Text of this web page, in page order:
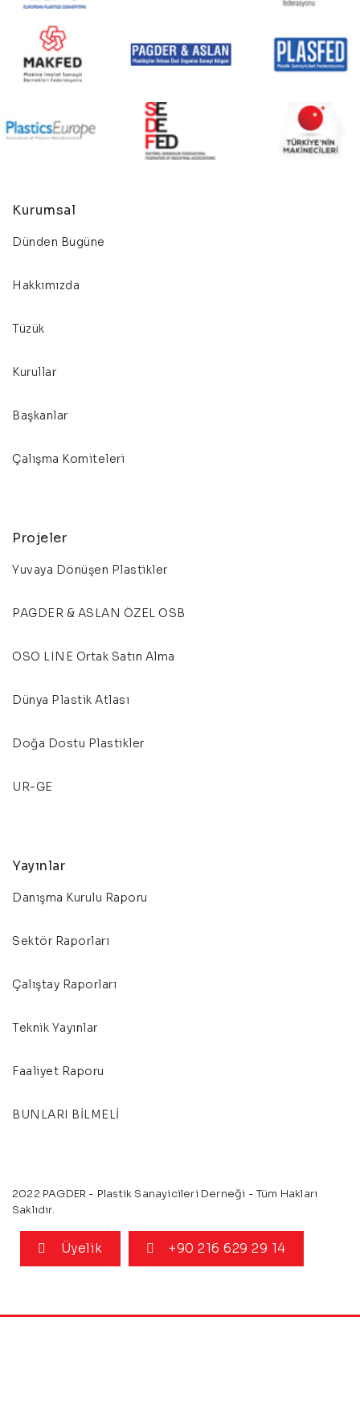
Kurumsal
Dünden Bugüne
Hakkımızda
Tüzük
Kurullar
Başkanlar
Çalışma Komiteleri
Projeler
Yuvaya Dönüşen Plastikler
PAGDER & ASLAN ÖZEL OSB
OSO LINE Ortak Satın Alma
Dünya Plastik Atlası
Doğa Dostu Plastikler
UR-GE
Yayınlar
Danışma Kurulu Raporu
Sektör Raporları
Çalıştay Raporları
Teknik Yayınlar
Faaliyet Raporu
BUNLARI BİLMELİ
2022 PAGDER - Plastik Sanayicileri Derneği - Tüm Hakları
Saklıdır.
Üyelik +90 216 629 29 14